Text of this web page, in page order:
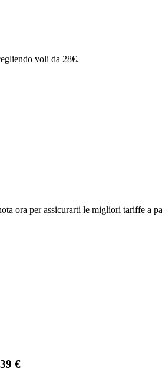
voli da 28€.
ora per assicurarti le migliori tariffe a
€